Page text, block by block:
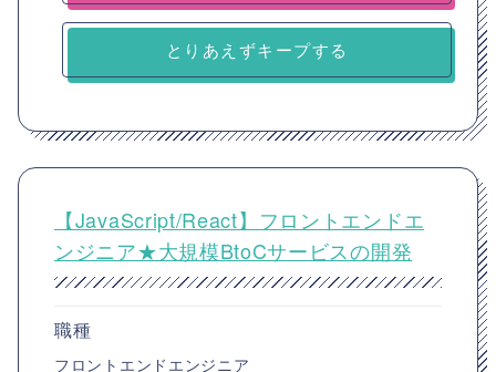
とりあえずキープする
【JavaScript/React】フロントエンドエ
ンジニア★大規模BtoCサービスの開発
職種
フロントエンドエンジニア